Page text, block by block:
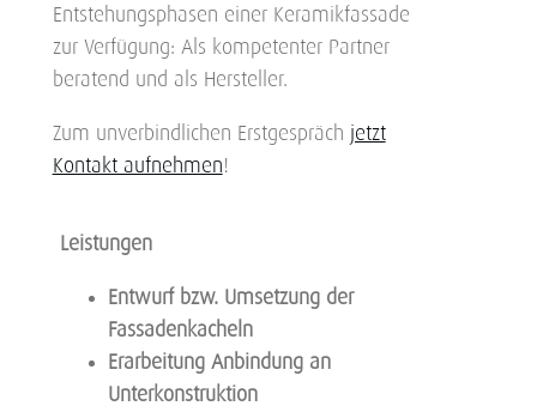
Entstehungsphasen einer Keramikfassade
zur Verfügung: Als kompetenter Partner
beratend und als Hersteller.
Zum unverbindlichen Erstgespräch jetzt
Kontakt aufnehmen!
Leistungen
Entwurf bzw. Umsetzung der
Fassadenkacheln
Erarbeitung Anbindung an
Unterkonstruktion